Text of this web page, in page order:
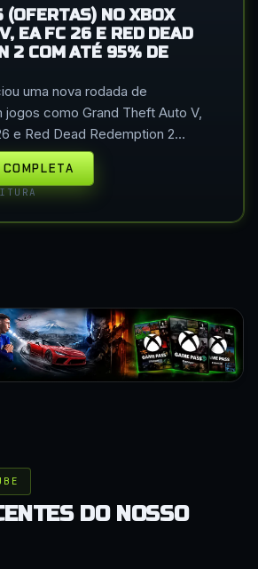
(OFERTAS) NO XBOX
EA FC 26 E RED DEAD
2 COM ATÉ 95% DE
uma nova rodada de
como Grand Theft Auto V,
e Red Dead Redemption 2…
DO NOSSO